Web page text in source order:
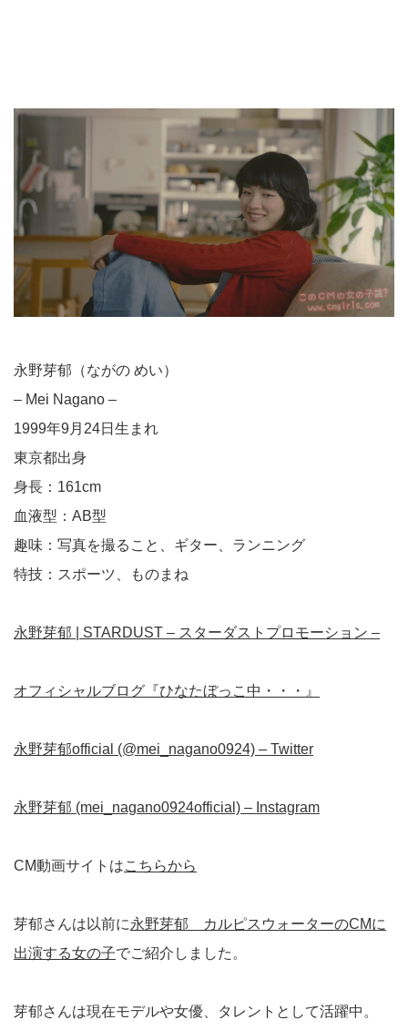
永野芽郁（ながの めい）
– Mei Nagano –
1999年9月24日生まれ
東京都出身
身長：161cm
血液型：AB型
趣味：写真を撮ること、ギター、ランニング
特技：スポーツ、ものまね
永野芽郁 | STARDUST – スターダストプロモーション –
オフィシャルブログ『ひなたぼっこ中・・・』
永野芽郁official (@mei_nagano0924) – Twitter
永野芽郁 (mei_nagano0924official) – Instagram
CM動画サイトはこちらから
芽郁さんは以前に永野芽郁 カルピスウォーターのCMに
出演する女の子でご紹介しました。
芽郁さんは現在モデルや女優、タレントとして活躍中。